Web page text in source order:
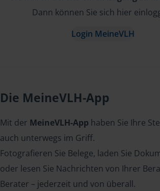
Dann können Sie sich hier
Login MeineVLH
Die MeineVLH-App
Mit der MeineVLH-App haben Sie Ihre
auch unterwegs im Griff.
Fotografieren Sie Belege, laden Sie
oder lesen Sie Nachrichten von Ihrer
Berater – jederzeit und von überall.